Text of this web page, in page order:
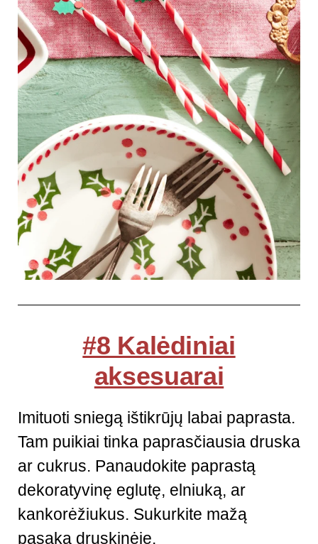
#8 Kalėdiniai
aksesuarai
Imituoti sniegą ištikrūjų labai paprasta.
Tam puikiai tinka paprasčiausia druska
ar cukrus. Panaudokite paprastą
dekoratyvinę eglutę, elniuką, ar
kankorėžiukus. Sukurkite mažą
pasaką druskinėje.